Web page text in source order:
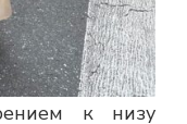
к низу